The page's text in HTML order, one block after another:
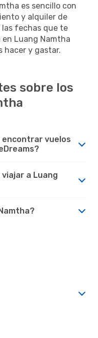
es sencillo con
y alquiler de
las fechas que te
Luang Namtha
hacer y gastar.
sobre los
encontrar vuelos
a Luang